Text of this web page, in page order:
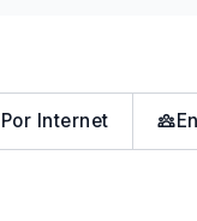
Por Internet